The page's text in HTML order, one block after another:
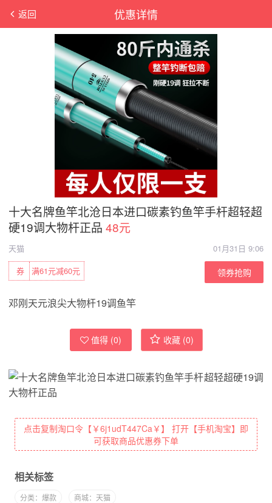
优惠详情
返回
十大名牌鱼竿北沧日本进口碳素钓鱼竿手杆超轻超
硬19调大物杆正品 48元
天猫
01月31日 9:06
满61元减60元
券 领券抢购
邓刚天元浪尖大物杆19调鱼竿
值得 (0) 收藏 (0)
点击复制淘口令【￥6j1udT447Ca￥】 打开【手机淘宝】即
可获取商品优惠券下单
相关标签
分类：爆款 商城：天猫